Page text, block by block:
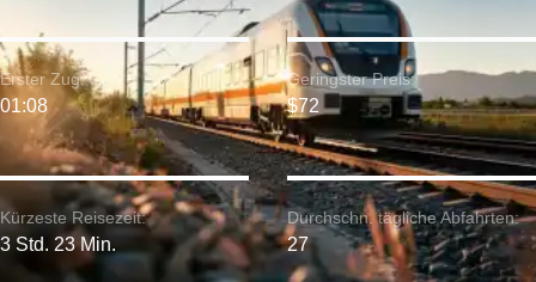
Kürzeste Reisezeit:
3 Std. 23 Min.
Erster Zug:
01:08
Geringster Preis:
$72
Durchschn. tägliche Abfahrten:
27